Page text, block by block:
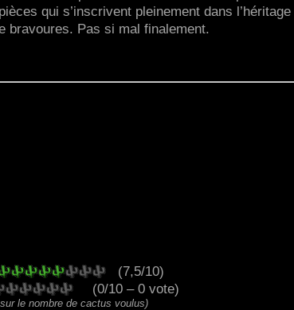
qui s’inscrivent pleinement dans l’héritage
bravoures. Pas si mal finalement.
(7,5/10)
(0/10 – 0 vote)
le nombre de cactus voulus)